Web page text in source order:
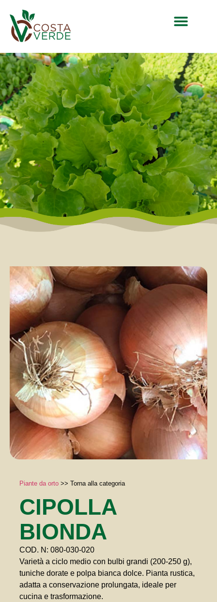
Piante da orto >> Torna alla categoria
CIPOLLA
BIONDA
COD. N: 080-030-020
Varietà a ciclo medio con bulbi grandi (200-250 g),
tuniche dorate e polpa bianca dolce. Pianta rustica,
adatta a conservazione prolungata, ideale per
cucina e trasformazione.